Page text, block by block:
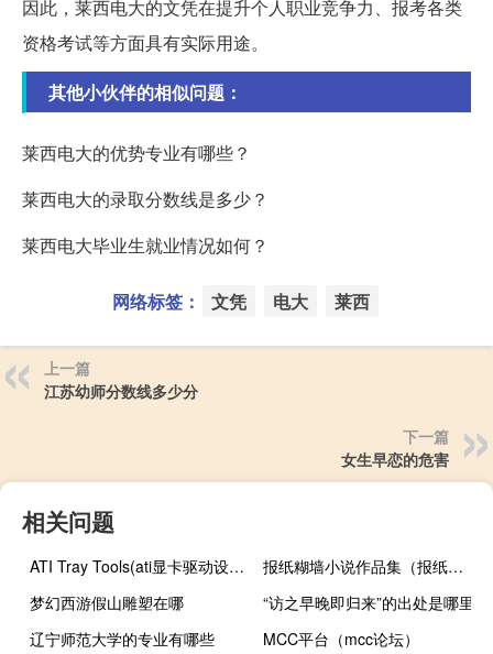
因此，莱西电大的文凭在提升个人职业竞争力、报考各类
资格考试等方面具有实际用途。
其他小伙伴的相似问题：
莱西电大的优势专业有哪些？
莱西电大的录取分数线是多少？
莱西电大毕业生就业情况如何？
网络标签： 文凭 电大 莱西
上一篇
江苏幼师分数线多少分
下一篇
女生早恋的危害
相关问题
ATI Tray Tools(ati显卡驱动设置) V2.7 官方最新版（ATI Tray Tools(ati显卡驱动设置) V2.7 官方最新版功能简介）
报纸糊墙小说作品集（报纸糊墙）
梦幻西游假山雕塑在哪
“访之早晚即归来”的出处是哪里
辽宁师范大学的专业有哪些
MCC平台（mcc论坛）